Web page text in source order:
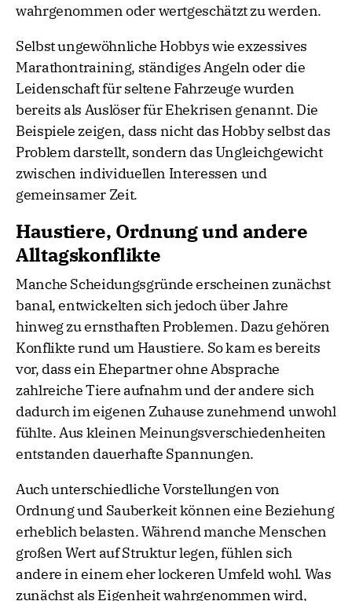
wahrgenommen oder wertgeschätzt zu werden.
Selbst ungewöhnliche Hobbys wie exzessives
Marathontraining, ständiges Angeln oder die
Leidenschaft für seltene Fahrzeuge wurden
bereits als Auslöser für Ehekrisen genannt. Die
Beispiele zeigen, dass nicht das Hobby selbst das
Problem darstellt, sondern das Ungleichgewicht
zwischen individuellen Interessen und
gemeinsamer Zeit.
Haustiere, Ordnung und andere
Alltagskonflikte
Manche Scheidungsgründe erscheinen zunächst
banal, entwickelten sich jedoch über Jahre
hinweg zu ernsthaften Problemen. Dazu gehören
Konflikte rund um Haustiere. So kam es bereits
vor, dass ein Ehepartner ohne Absprache
zahlreiche Tiere aufnahm und der andere sich
dadurch im eigenen Zuhause zunehmend unwohl
fühlte. Aus kleinen Meinungsverschiedenheiten
entstanden dauerhafte Spannungen.
Auch unterschiedliche Vorstellungen von
Ordnung und Sauberkeit können eine Beziehung
erheblich belasten. Während manche Menschen
großen Wert auf Struktur legen, fühlen sich
andere in einem eher lockeren Umfeld wohl. Was
zunächst als Eigenheit wahrgenommen wird,